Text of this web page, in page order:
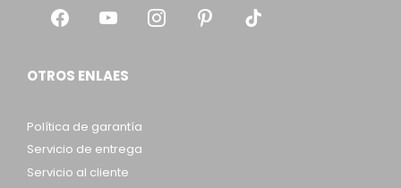
OTROS ENLAES
Política de garantía
Servicio de entrega
Servicio al cliente